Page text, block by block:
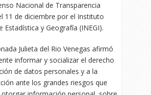
Nacional de Transparencia
11 de diciembre por el Instituto
Estadística y Geografía (INEGI).
Julieta del Rio Venegas afirmó
informar y socializar el derecho
de datos personales y a la
ante los grandes riesgos que